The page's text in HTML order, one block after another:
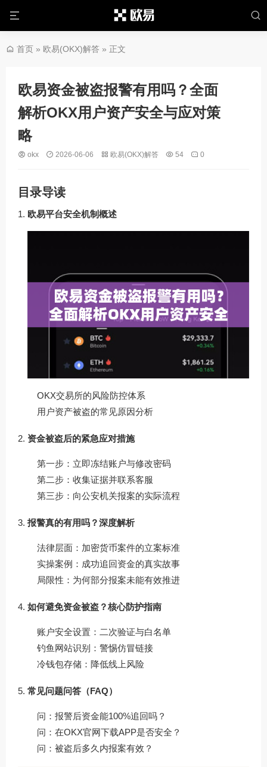
首页 » 欧易(OKX)解答 » 正文
欧易资金被盗报警有用吗？全面
解析OKX用户资产安全与应对策
略
okx 2026-06-06 欧易(OKX)解答 54 0
目录导读
欧易平台安全机制概述
OKX交易所的风险防控体系
用户资产被盗的常见原因分析
资金被盗后的紧急应对措施
第一步：立即冻结账户与修改密码
第二步：收集证据并联系客服
第三步：向公安机关报案的实际流程
报警真的有用吗？深度解析
法律层面：加密货币案件的立案标准
实操案例：成功追回资金的真实故事
局限性：为何部分报案未能有效推进
如何避免资金被盗？核心防护指南
账户安全设置：二次验证与白名单
钓鱼网站识别：警惕仿冒链接
冷钱包存储：降低线上风险
常见问题问答（FAQ）
问：报警后资金能100%追回吗？
问：在OKX官网下载APP是否安全？
问：被盗后多久内报案有效？